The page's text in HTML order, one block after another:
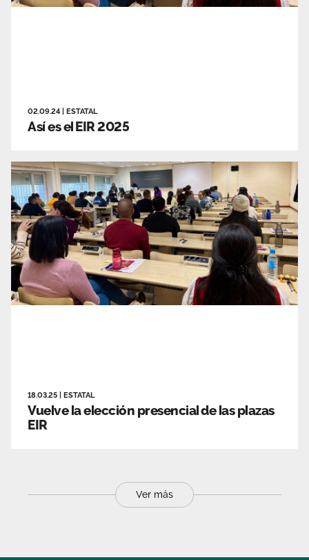
02.09.24 ESTATAL
Así es el EIR 2025
18.03.25 ESTATAL
Vuelve la elección presencial de las plazas
EIR
Ver más